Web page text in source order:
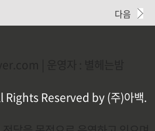
리한 서비스를 이용해
함께 유독 신규 가입
, 성별, 통신사, 휴대폰
다음에 문자로 전송..
다음
Reserved by (주)아백.